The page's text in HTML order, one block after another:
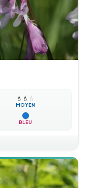
💧 💧 💧
MOYEN
BLEU